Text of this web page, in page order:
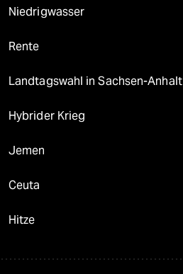
Niedrigwasser
Rente
Landtagswahl in Sachsen-Anhalt
Hybrider Krieg
Jemen
Ceuta
Hitze